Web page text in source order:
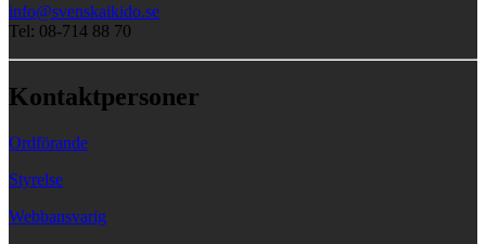
info@svenskaikido.se
Tel: 08-714 88 70
Kontaktpersoner
Ordförande
Styrelse
Webbansvarig